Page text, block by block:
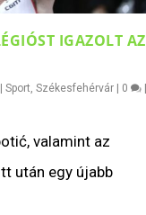
IGAZOLT AZ
|Sport,Székesfehérvár 0
valamint az
után egy újabb